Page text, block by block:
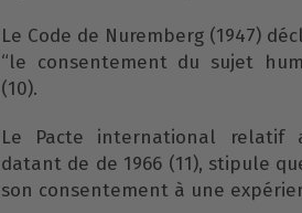
Le Code de Nuremberg (1947)
“le consentement du sujet
(10).
Le Pacte international relatif
datant de de 1966 (11), stipule
son consentement à une